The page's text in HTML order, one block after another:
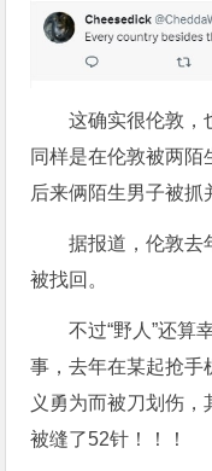
这确实很伦敦，
同样是在伦敦被两陌
后来俩陌生男子被抓
据报道，伦敦去
被找回。
不过“野人”还算
事，去年在某起抢手
义勇为而被刀划伤
被缝了52针！！！